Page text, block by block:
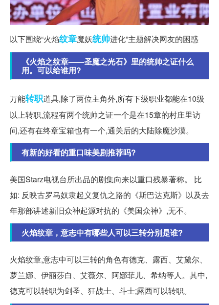
以下围绕“火焰纹章魔妖统帅进化”主题解决网友的困惑
《火焰之纹章——圣魔之光石》里的统帅之证什么
用。可以给谁用?
万能转职道具,除了两位主角外,所有下级职业都能在10级
以上转职,流程有两个统帅之证一个是在15章的村庄里访
问,还有在终章宝箱也有一个,通关后的大陆除魔沙漠。
有新的好看的重口味美剧推荐吗?
美国Starz电视台所出品的剧集向来以重口残暴著称。 比
如: 反映古罗马奴隶起义复仇之路的《斯巴达克斯》以及去
年那部讲述新旧众神起源对抗的《美国众神》,无不。
火焰纹章，意志中有哪些人可以三转分别是谁?
火焰纹章,意志中可以三转的角色有德克、露西、艾黛尔、
萝兰娜、伊丽莎白、艾薇尔、阿娜菲儿、希纳等人。其中,
德克可以转职为剑圣、狂战士、斗士;露西可以转职。